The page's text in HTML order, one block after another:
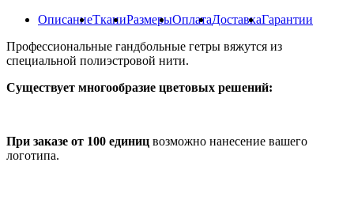
ОписаниеТканиРазмерыОплатаДоставкаГарантии
Профессиональные гандбольные гетры вяжутся из
специальной полиэстровой нити.
Существует многообразие цветовых решений:
При заказе от 100 единиц возможно нанесение вашего
логотипа.